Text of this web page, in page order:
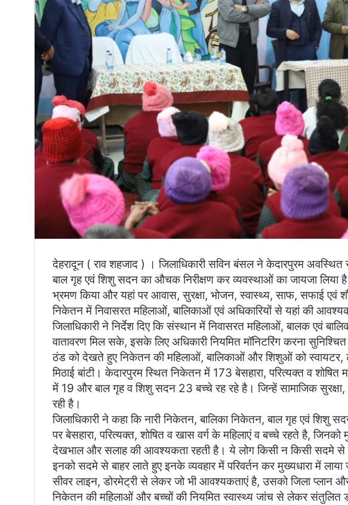
देहरादून ( राव शहजाद ) । जिलाधिकारी सविन बंसल ने केदारपुरम अवस्थित
बाल गृह एवं शिशु सदन का औचक निरीक्षण कर व्यवस्थाओं का जायजा लिया
भ्रमण किया और यहां पर आवास, सुरक्षा, भोजन, स्वास्थ्य, साफ, सफाई एवं
निकेतन में निवासरत महिलाओं, बालिकाओं एवं अधिकारियों से यहां की
जिलाधिकारी ने निर्देश दिए कि संस्थान में निवासरत महिलाओं, बालक एवं
वातावरण मिल सके, इसके लिए अधिकारी नियमित मॉनिटरिंग करना
ठंड को देखते हुए निकेतन की महिलाओं, बालिकाओं और शिशुओं को स्वायटर,
मिठाई बांटी। केदारपुरम स्थित निकेतन में 173 बेसहारा, परित्यक्त व शोषित
में 19 और बाल गृह व शिशु सदन 23 बच्चे रह रहे है। जिन्हें सामाजिक
रही है।
जिलाधिकारी ने कहा कि नारी निकेतन, बालिका निकेतन, बाल गृह एवं शिशु
पर बेसहारा, परित्यक्त, शोषित व खास वर्ग के महिलाएं व बच्चे रहते है,
देखभाल और सलाह की आवश्यकता रहती है। ये लोग किसी न किसी सदमे से
इनको सदमे से बाहर लाते हुए इनके व्यवहार में परिवर्तन कर मुख्यधारा में
सीवर लाइन, डोरमेट्री से लेकर जो भी आवश्यकताएं है, उसको जिला प्लान
निकेतन की महिलाओं और बच्चों की नियमित स्वास्थ्य जांच से लेकर संतुलित